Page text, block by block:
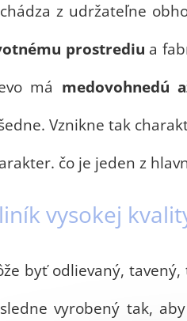
z udržateľne
prostrediu a
má medovohnedú
Vznikne tak
čo je jeden z
vysokej
byť odlievaný,
vyrobený tak,